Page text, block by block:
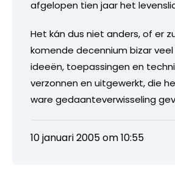
afgelopen tien jaar het
Het kán dus niet anders, of er
komende decennium bizar veel
ideeën, toepassingen en
verzonnen en uitgewerkt, die
ware gedaanteverwisseling
10 januari 2005 om 10:55